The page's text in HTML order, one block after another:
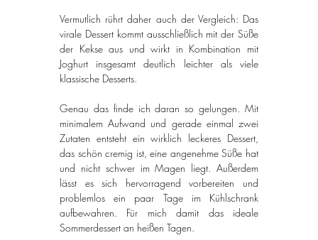
Vermutlich rührt daher auch der Vergleich: Das
virale Dessert kommt ausschließlich mit der Süße
der Kekse aus und wirkt in Kombination mit
Joghurt insgesamt deutlich leichter als viele
klassische Desserts.
Genau das finde ich daran so gelungen. Mit
minimalem Aufwand und gerade einmal zwei
Zutaten entsteht ein wirklich leckeres Dessert,
das schön cremig ist, eine angenehme Süße hat
und nicht schwer im Magen liegt. Außerdem
lässt es sich hervorragend vorbereiten und
problemlos ein paar Tage im Kühlschrank
aufbewahren. Für mich damit das ideale
Sommerdessert an heißen Tagen.